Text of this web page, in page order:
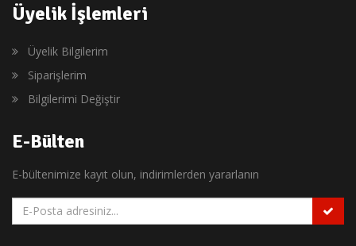
Üyelik İşlemleri
Üyelik Bilgilerim
Siparişlerim
Bilgilerimi Değiştir
E-Bülten
E-bültenimize kayıt olun, indirimlerden yararlanın